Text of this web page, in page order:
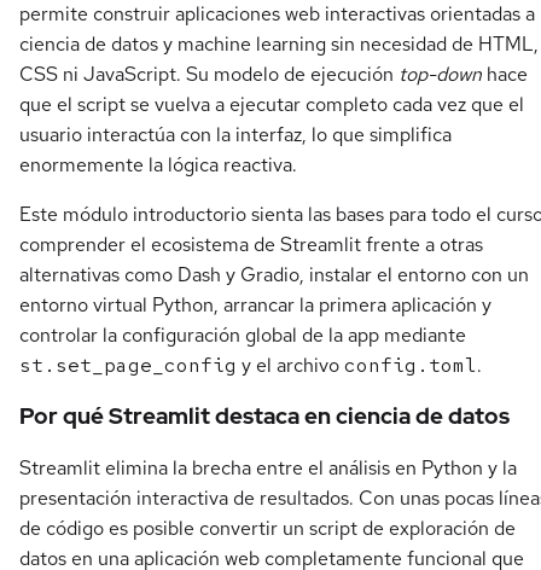
permite construir aplicaciones web interactivas orientadas a
ciencia de datos y machine learning sin necesidad de HTML,
CSS ni JavaScript. Su modelo de ejecución top-down hace
que el script se vuelva a ejecutar completo cada vez que el
usuario interactúa con la interfaz, lo que simplifica
enormemente la lógica reactiva.
Este módulo introductorio sienta las bases para todo el
comprender el ecosistema de Streamlit frente a otras
alternativas como Dash y Gradio, instalar el entorno con un
entorno virtual Python, arrancar la primera aplicación y
controlar la configuración global de la app mediante
st.set_page_config y el archivoconfig.toml.
Por qué Streamlit destaca en ciencia de datos
Streamlit elimina la brecha entre el análisis en Python y la
presentación interactiva de resultados. Con unas pocas
de código es posible convertir un script de exploración de
datos en una aplicación web completamente funcional que